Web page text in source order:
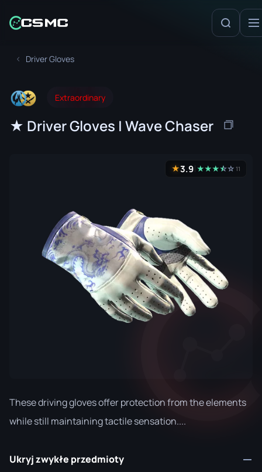
Driver Gloves
Extraordinary
★ Driver Gloves | Wave Chaser
★3.9 ★★★★
☆☆ 11
These driving gloves offer protection from the elements
while still maintaining tactile sensation....
Ukryj zwykłe przedmioty